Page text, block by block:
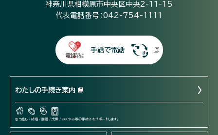
神奈川県相模原市中央区中央2-11-15
代表電話番号：042-754-1111
手話で電話
わたしの手続き案内
引っ越し / 結婚 / 離婚 / 出産 / おくやみ等の手続きをサポートします。